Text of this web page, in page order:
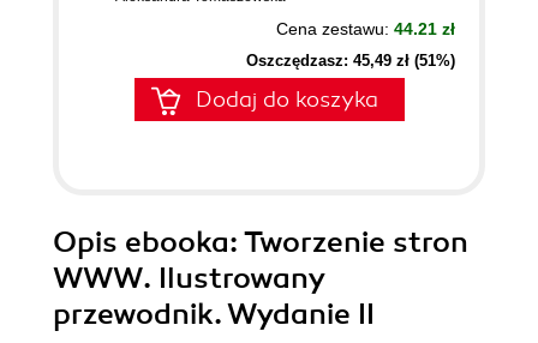
Cena zestawu: 44.21 zł
Oszczędzasz: 45,49 zł (51%)
Dodaj do koszyka
Opis ebooka: Tworzenie stron
WWW. Ilustrowany
przewodnik. Wydanie II